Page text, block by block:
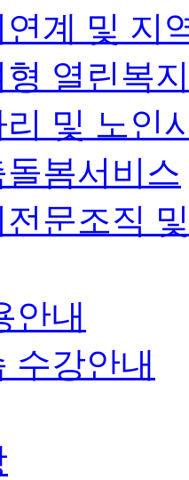
계 및 지
열린복
및 노인
봄서비스
문조직
안내
수강안내